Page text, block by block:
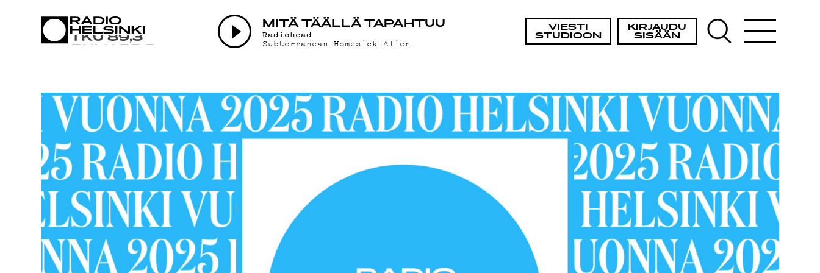
VIESTI
STUDIOON
KIRJAUDU
SISÄÄN
MITÄ TÄÄLLÄ TAPAHTUU
Radiohead
Subterranean Homesick Alien
AJANKOHTAISTA
OHJELMAT
TEKIJÄT
ON-DEMAND
PODCAST
MAINOSTA